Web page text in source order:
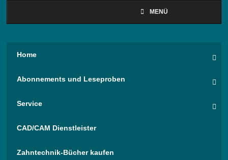
MENÜ
Home
Abonnements und Leseproben
Service
CAD/CAM Dienstleister
Zahntechnik-Bücher kaufen